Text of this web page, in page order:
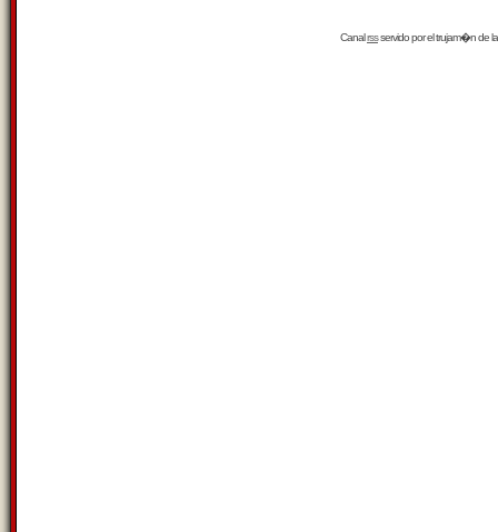
Canalrssservido por eltrujam�nde